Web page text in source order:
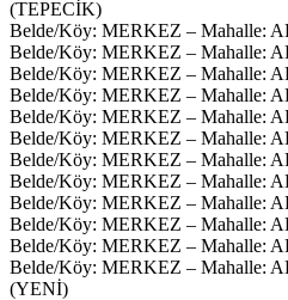
(TEPECİK)
Belde/Köy: MERKEZ – Mahalle:
Belde/Köy: MERKEZ – Mahalle:
Belde/Köy: MERKEZ – Mahalle:
Belde/Köy: MERKEZ – Mahalle:
Belde/Köy: MERKEZ – Mahalle:
Belde/Köy: MERKEZ – Mahalle:
Belde/Köy: MERKEZ – Mahalle:
Belde/Köy: MERKEZ – Mahalle:
Belde/Köy: MERKEZ – Mahalle:
Belde/Köy: MERKEZ – Mahalle:
Belde/Köy: MERKEZ – Mahalle:
Belde/Köy: MERKEZ – Mahalle:
(YENİ)